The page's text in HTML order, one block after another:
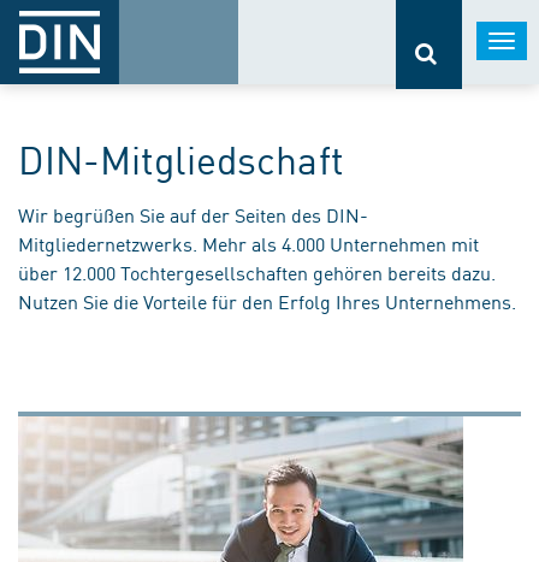
DIN-Mitgliedschaft
Wir begrüßen Sie auf der Seiten des DIN-
Mitgliedernetzwerks. Mehr als 4.000 Unternehmen mit
über 12.000 Tochtergesellschaften gehören bereits dazu.
Nutzen Sie die Vorteile für den Erfolg Ihres Unternehmens.